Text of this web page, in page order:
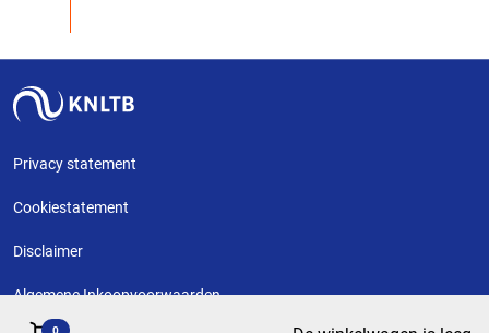
0
Privacy statement
Cookiestatement
Disclaimer
Algemene Inkoopvoorwaarden